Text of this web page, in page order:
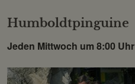
Humboldtpinguine
Jeden Mittwoch um 8:00 Uhr